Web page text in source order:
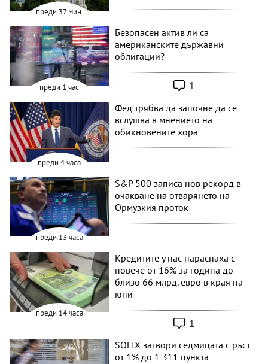
преди 37 мин.
преди 1 час
Безопасен актив ли са
американските държавни
облигации?
1
преди 4 часа
Фед трябва да започне да се
вслушва в мнението на
обикновените хора
преди 13 часа
S&P 500 записа нов рекорд в
очакване на отварянето на
Ормузкия проток
преди 14 часа
Кредитите у нас нараснаха с
повече от 16% за година до
близо 66 млрд. евро в края на
юни
1
SOFIX затвори седмицата с ръст
от 1% до 1 311 пункта